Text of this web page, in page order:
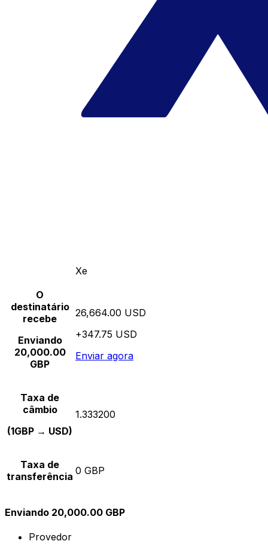
Xe
O
destinatário
recebe
Enviando
20,000.00
GBP
26,664.00 USD
+347.75 USD
Enviar agora
Taxa de
câmbio
(1GBP → USD)
1.333200
Taxa de
transferência 0 GBP
Enviando 20,000.00 GBP
Provedor